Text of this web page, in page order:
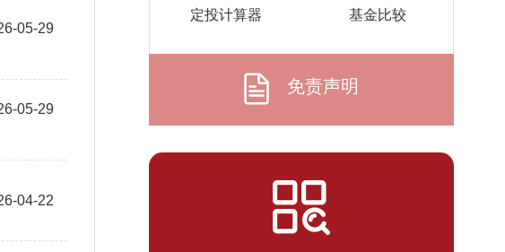
07-20
2.6957 2.6957
2.8593
定投计算器 基金比较
免责声明